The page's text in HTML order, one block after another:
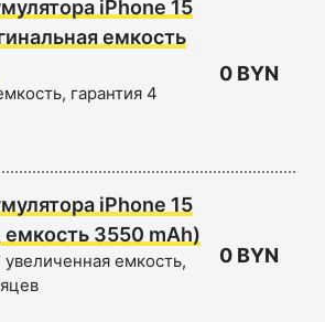
iPhone 15
емкость
гарантия 4
0 BYN
iPhone 15
3550 mAh)
емкость,
0 BYN